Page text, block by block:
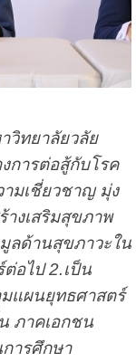
วิทยาลัยวลัย
การต่อสู้กับโรค
มเชี่ยวชาญ มุ่ง
งเสริมสุขภาพ
ลด้านสุขภาวะใน
อไป 2.เป็น
แผนยุทธศาสตร์
ภาคเอกชน
ารศึกษา